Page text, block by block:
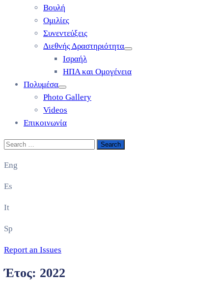
Βουλή
Ομιλίες
Συνεντεύξεις
Διεθνής Δραστηριότητα
Ισραήλ
ΗΠΑ και Ομογένεια
Πολυμέσα
Photo Gallery
Videos
Επικοινωνία
Eng
Es
It
Sp
Report an Issues
Έτος: 2022